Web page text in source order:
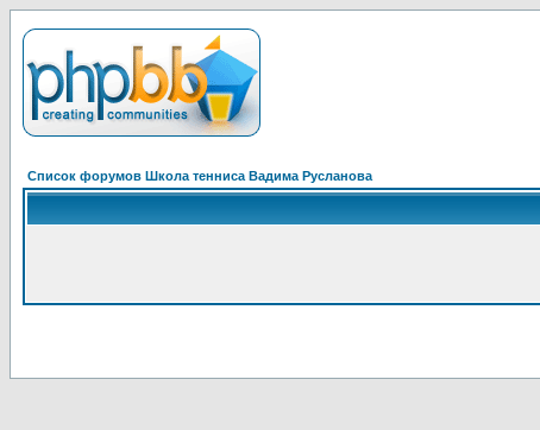
Список форумов Школа тенниса Вадима Русланова